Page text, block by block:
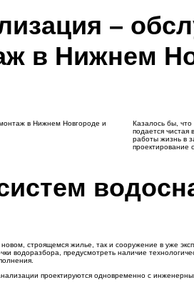
–
в Нижнем
Казалось бы,
подается
работы жизнь в
проектирование
новом, строящемся жилье, так и сооружение в уже
водоразбора, предусмотреть наличие
проектируются одновременно с